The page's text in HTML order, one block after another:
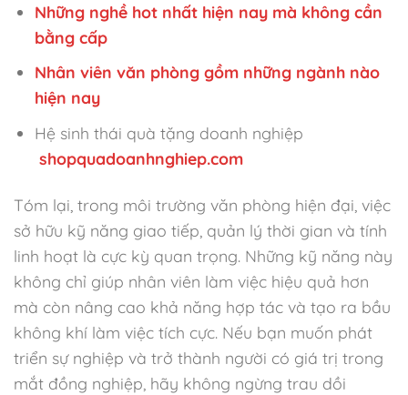
Những nghề hot nhất hiện nay mà không cần
bằng cấp
Nhân viên văn phòng gồm những ngành nào
hiện nay
Hệ sinh thái quà tặng doanh nghiệp
shopquadoanhnghiep.com
Tóm lại, trong môi trường văn phòng hiện đại, việc
sở hữu kỹ năng giao tiếp, quản lý thời gian và tính
linh hoạt là cực kỳ quan trọng. Những kỹ năng này
không chỉ giúp nhân viên làm việc hiệu quả hơn
mà còn nâng cao khả năng hợp tác và tạo ra bầu
không khí làm việc tích cực. Nếu bạn muốn phát
triển sự nghiệp và trở thành người có giá trị trong
mắt đồng nghiệp, hãy không ngừng trau dồi